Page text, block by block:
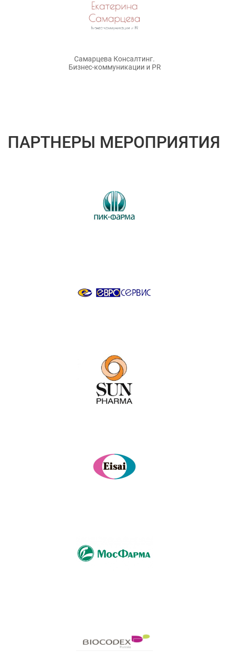
Самарцева Консалтинг.
Бизнес-коммуникации и PR
ПАРТНЕРЫ МЕРОПРИЯТИЯ